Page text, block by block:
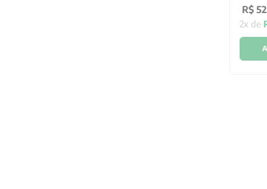
R$ 52
2x de